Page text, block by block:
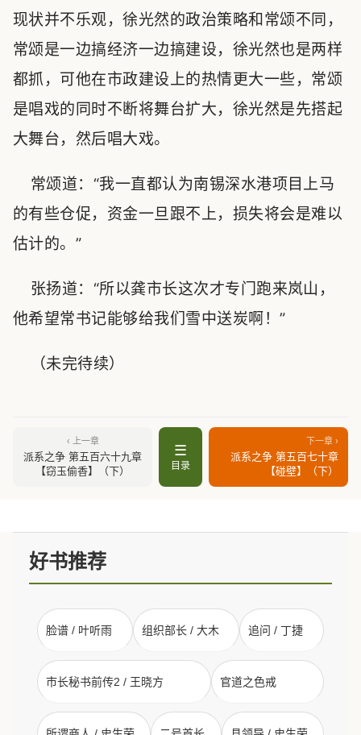
现状并不乐观，徐光然的政治策略和常颂不同，
常颂是一边搞经济一边搞建设，徐光然也是两样
都抓，可他在市政建设上的热情更大一些，常颂
是唱戏的同时不断将舞台扩大，徐光然是先搭起
大舞台，然后唱大戏。
常颂道：“我一直都认为南锡深水港项目上马
的有些仓促，资金一旦跟不上，损失将会是难以
估计的。”
张扬道：“所以龚市长这次才专门跑来岚山，
他希望常书记能够给我们雪中送炭啊！”
（未完待续）
‹ 上一章
派系之争 第五百六十九章
【窃玉偷香】（下）
☰
目录
下一章 ›
派系之争 第五百七十章
【碰壁】（下）
好书推荐
脸谱 / 叶听雨 组织部长 / 大木 追问 / 丁捷
市长秘书前传2 / 王晓方 官道之色戒